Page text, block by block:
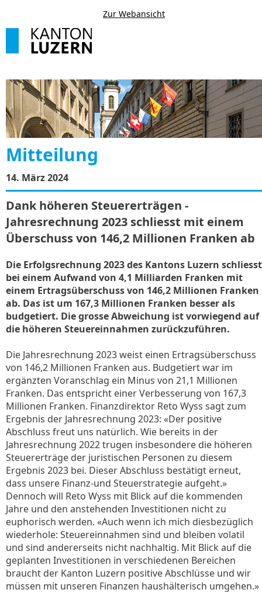
Zur Webansicht
Mitteilung
14. März 2024
Dank höheren Steuererträgen -
Jahresrechnung 2023 schliesst mit einem
Überschuss von 146,2 Millionen Franken ab
Die Erfolgsrechnung 2023 des Kantons Luzern schliesst
bei einem Aufwand von 4,1 Milliarden Franken mit
einem Ertragsüberschuss von 146,2 Millionen Franken
ab. Das ist um 167,3 Millionen Franken besser als
budgetiert. Die grosse Abweichung ist vorwiegend auf
die höheren Steuereinnahmen zurückzuführen.
Die Jahresrechnung 2023 weist einen Ertragsüberschuss
von 146,2 Millionen Franken aus. Budgetiert war im
ergänzten Voranschlag ein Minus von 21,1 Millionen
Franken. Das entspricht einer Verbesserung von 167,3
Millionen Franken. Finanzdirektor Reto Wyss sagt zum
Ergebnis der Jahresrechnung 2023: «Der positive
Abschluss freut uns natürlich. Wie bereits in der
Jahresrechnung 2022 trugen insbesondere die höheren
Steuererträge der juristischen Personen zu diesem
Ergebnis 2023 bei. Dieser Abschluss bestätigt erneut,
dass unsere Finanz-und Steuerstrategie aufgeht.»
Dennoch will Reto Wyss mit Blick auf die kommenden
Jahre und den anstehenden Investitionen nicht zu
euphorisch werden. «Auch wenn ich mich diesbezüglich
wiederhole: Steuereinnahmen sind und bleiben volatil
und sind andererseits nicht nachhaltig. Mit Blick auf die
geplanten Investitionen in verschiedenen Bereichen
braucht der Kanton Luzern positive Abschlüsse und wir
müssen mit unseren Finanzen haushälterisch umgehen.»